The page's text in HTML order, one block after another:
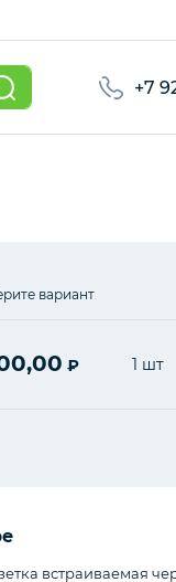
+7
вариант
₽ 1 шт
встраиваемая